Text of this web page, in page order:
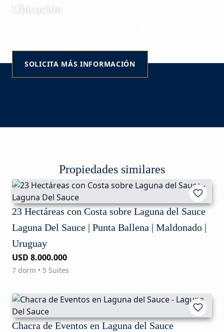
Ubicación
SOLICITA MÁS INFORMACIÓN
Propiedades similares
23 Hectáreas con Costa sobre Laguna del Sauce
Laguna Del Sauce | Punta Ballena | Maldonado |
Uruguay
USD 8.000.000
7 dorm • 5 Suites
Chacra de Eventos en Laguna del Sauce